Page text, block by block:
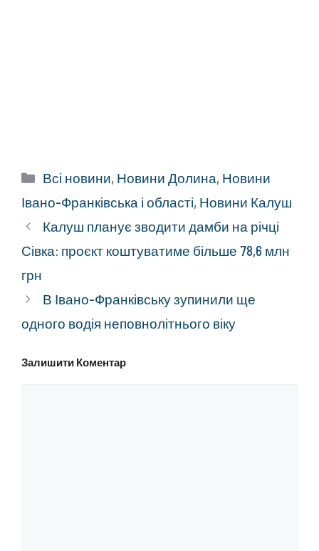
Категорії
Всі новини, Новини Долина, Новини
Івано-Франківська і області, Новини Калуш
Калуш планує зводити дамби на річці
Сівка: проєкт коштуватиме більше 78,6 млн
грн
В Івано-Франківську зупинили ще
одного водія неповнолітнього віку
Залишити Коментар